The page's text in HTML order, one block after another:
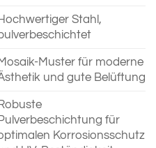
Stahl,
Muster für moderne
und gute Belüftung
für
Korrosionsschutz